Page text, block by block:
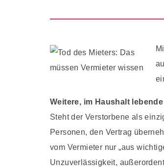
Weitere, im Haushalt
Steht der Verstorbene als
Personen, den Vertrag
vom Vermieter nur „aus
Unzuverlässigkeit,